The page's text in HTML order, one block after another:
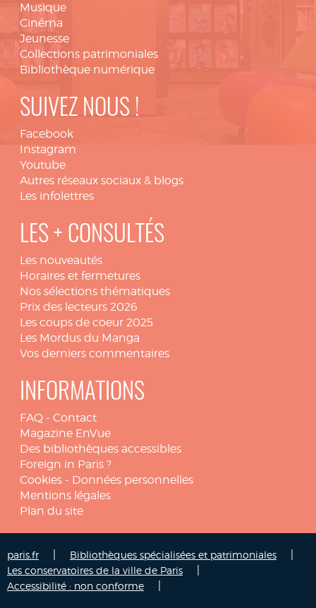
Musique
Cinéma
Jeunesse
Collections patrimoniales
Bibliothèque numérique
SUIVEZ NOUS !
Facebook
Instagram
Youtube
Autres réseaux sociaux & blogs
Les infolettres
LES + CONSULTÉS
Les nouveautés
Horaires et fermetures
Nos sélections thématiques
Prix des lecteurs 2026
Les coups de coeur 2025
Les Mordus du Manga
Vos derniers commentaires
INFORMATIONS
FAQ - Contact
Magazine EnVue
Des bibliothèques accessibles
Foreign in Paris ?
Cookies - Données personnelles
Mentions légales
Plan du site
paris.fr Bibliothèques spécialisées et patrimoniales
Les conservatoires de la ville de Paris
Accessibilité : non conforme